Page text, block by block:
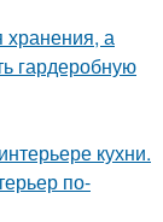
хранения, а
гардеробную
кухни.
по-